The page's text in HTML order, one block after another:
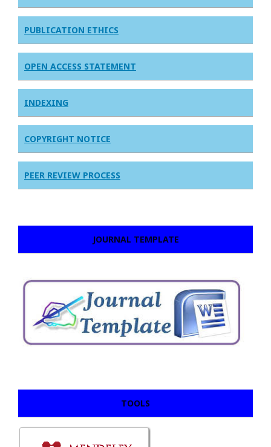
PUBLICATION ETHICS
OPEN ACCESS STATEMENT
INDEXING
COPYRIGHT NOTICE
PEER REVIEW PROCESS
JOURNAL TEMPLATE
TOOLS